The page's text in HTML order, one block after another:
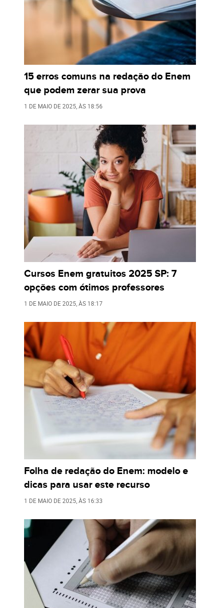
15 erros comuns na redação do Enem
que podem zerar sua prova
1 DE MAIO DE 2025 , ÀS 18:56
Cursos Enem gratuitos 2025 SP: 7
opções com ótimos professores
1 DE MAIO DE 2025 , ÀS 18:17
Folha de redação do Enem: modelo e
dicas para usar este recurso
1 DE MAIO DE 2025 , ÀS 16:33